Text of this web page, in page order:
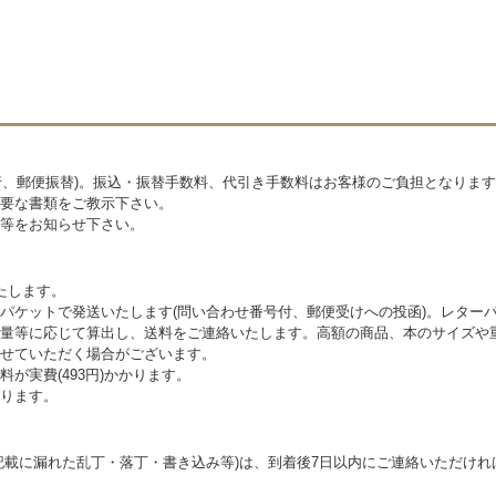
郵便振替)。振込・振替手数料、代引き手数料はお客様のご負担となりま
な書類をご教示下さい。
をお知らせ下さい。
ます。
ケットで発送いたします(問い合わせ番号付、郵便受けへの投函)。レター
等に応じて算出し、送料をご連絡いたします。高額の商品、本のサイズ
ていただく場合がございます。
が実費(493円)かかります。
ます。
に漏れた乱丁・落丁・書き込み等)は、到着後7日以内にご連絡いただけ